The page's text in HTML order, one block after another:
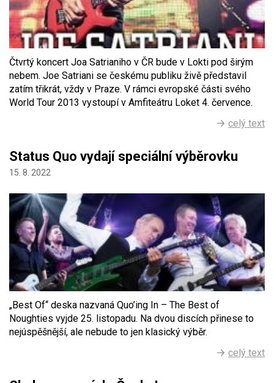
Čtvrtý koncert Joa Satrianiho v ČR bude v Lokti pod širým
nebem. Joe Satriani se českému publiku živě představil
zatím třikrát, vždy v Praze. V rámci evropské části svého
World Tour 2013 vystoupí v Amfiteátru Loket 4. července.
celý text
Status Quo vydají speciální výběrovku
15. 8. 2022
„Best Of“ deska nazvaná Quo’ing In – The Best of
Noughties vyjde 25. listopadu. Na dvou discích přinese to
nejúspěšnější, ale nebude to jen klasický výběr.
celý text